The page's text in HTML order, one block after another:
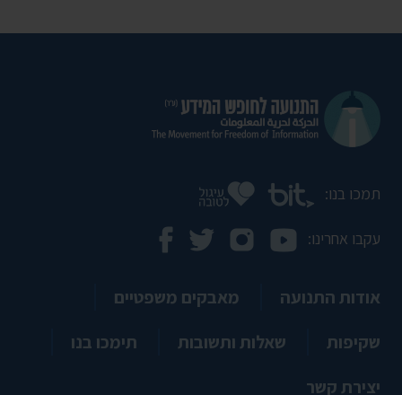
תמכו בנו:
עקבו אחרינו:
אודות התנועה
מאבקים משפטיים
שקיפות
שאלות ותשובות
תימכו בנו
יצירת קשר